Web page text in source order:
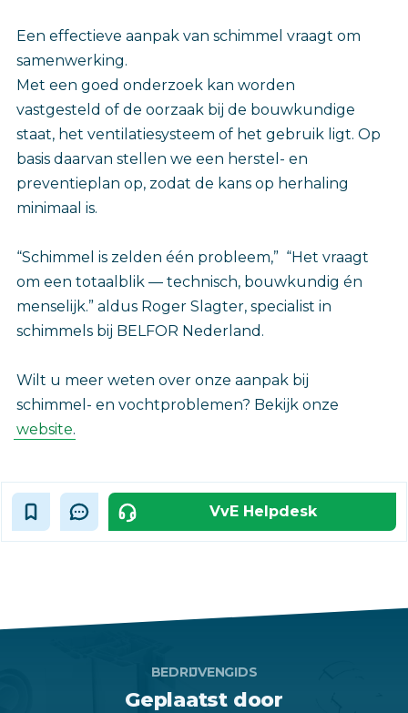
Een effectieve aanpak van schimmel vraagt om
samenwerking.
Met een goed onderzoek kan worden
vastgesteld of de oorzaak bij de bouwkundige
staat, het ventilatiesysteem of het gebruik ligt. Op
basis daarvan stellen we een herstel- en
preventieplan op, zodat de kans op herhaling
minimaal is.
“Schimmel is zelden één probleem,” “Het vraagt
om een totaalblik — technisch, bouwkundig én
menselijk.” aldus Roger Slagter, specialist in
schimmels bij BELFOR Nederland.
Wilt u meer weten over onze aanpak bij
schimmel- en vochtproblemen? Bekijk onze
website.
VvE Helpdesk
BEDRIJVENGIDS
Geplaatst door